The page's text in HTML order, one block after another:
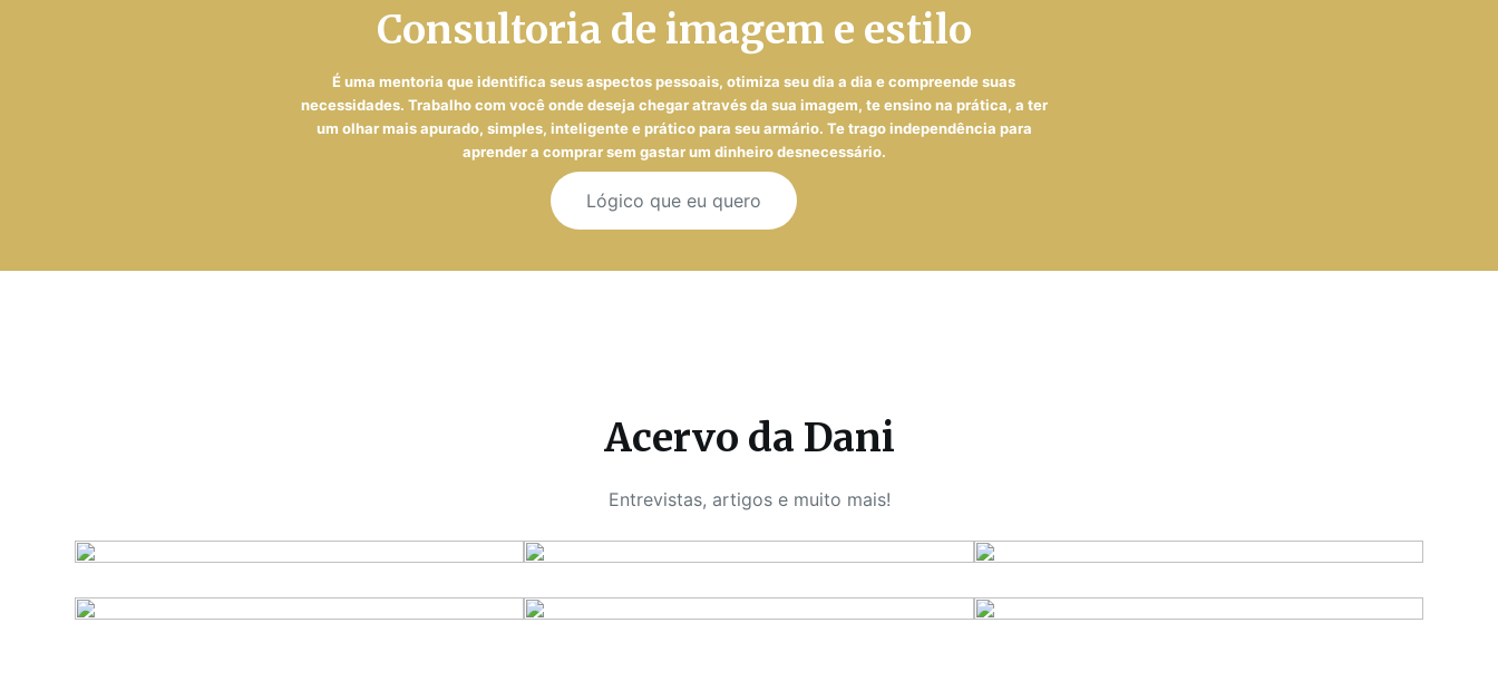
Consultoria de imagem e estilo
É uma mentoria que identifica seus aspectos pessoais, otimiza seu dia a dia e compreende suas
necessidades. Trabalho com você onde deseja chegar através da sua imagem, te ensino na prática, a ter
um olhar mais apurado, simples, inteligente e prático para seu armário. Te trago independência para
aprender a comprar sem gastar um dinheiro desnecessário.
Lógico que eu quero
Acervo da Dani
Entrevistas, artigos e muito mais!